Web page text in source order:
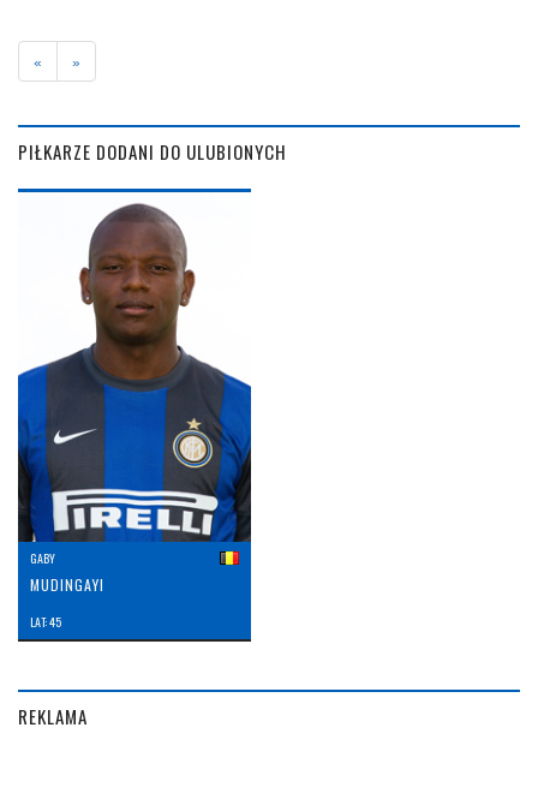
« »
PIŁKARZE DODANI DO ULUBIONYCH
GABY
MUDINGAYI
LAT: 45
REKLAMA